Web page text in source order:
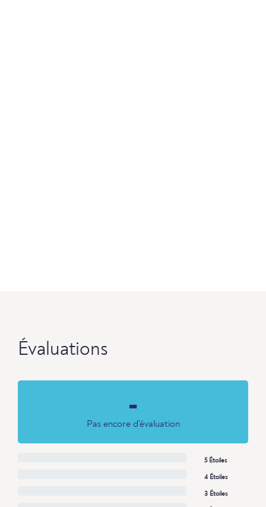
Évaluations
-
Pas encore d'évaluation
5 Étoiles
4 Étoiles
3 Étoiles